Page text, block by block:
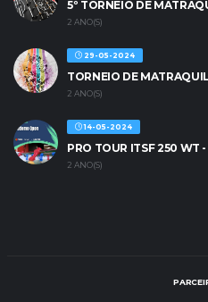
5º TORNEIO DE
2 ANO(S)
29-05-2024
TORNEIO DE
2 ANO(S)
14-05-2024
PRO TOUR ITSF 250 WT
2 ANO(S)